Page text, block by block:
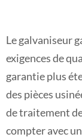
Le galvaniseur
exigences de
garantie plus
des pièces
de traitement
compter avec